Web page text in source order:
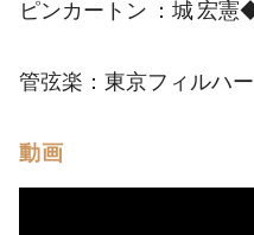
ピンカートン ：城 宏
管弦楽：東京フィルハ
動画